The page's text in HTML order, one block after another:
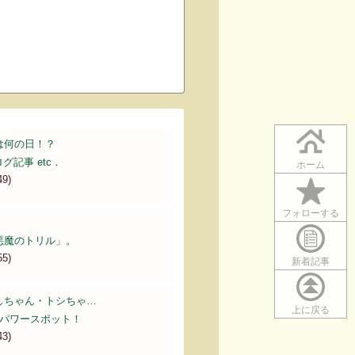
ホーム
フォローする
新着記事
上に戻る
の日！？
記事 etc．
のトリル」。
ちゃん・トシちゃ…
ワースポット！